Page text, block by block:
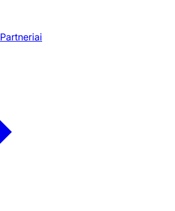
Partneriai